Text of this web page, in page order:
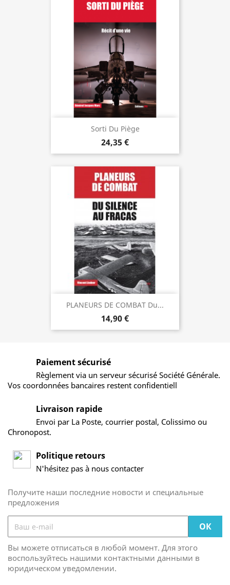
Sorti Du Piège
24,35 €
PLANEURS DE COMBAT Du...
14,90 €
Paiement sécurisé
Règlement via un serveur sécurisé Société Générale.
Vos coordonnées bancaires restent confidentiell
Livraison rapide
Envoi par La Poste, courrier postal, Colissimo ou
Chronopost.
Politique retours
N'hésitez pas à nous contacter
Получите наши последние новости и специальные
предложения
Вы можете отписаться в любой момент. Для этого
воспользуйтесь нашими контактными данными в
юридическом уведомлении.